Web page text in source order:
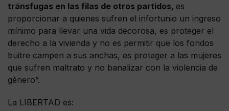
tránsfugas en las filas de otros partidos, es
proporcionar a quienes sufren el infortunio un ingreso
mínimo para llevar una vida decorosa, es proteger el
derecho a la vivienda y no es permitir que los fondos
buitre campen a sus anchas, es proteger a las mujeres
que sufren maltrato y no banalizar con la violencia de
género”.
La LIBERTAD es: